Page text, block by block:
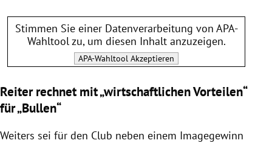
Stimmen Sie einer Datenverarbeitung von APA-
Wahltoolzu, um diesen Inhalt anzuzeigen.
APA-Wahltool Akzeptieren
Reiter rechnet mit „wirtschaftlichen Vorteilen“
für „Bullen“
Weiters sei für den Club neben einem Imagegewinn